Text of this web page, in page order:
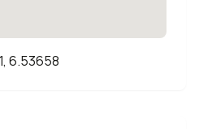
6.53658